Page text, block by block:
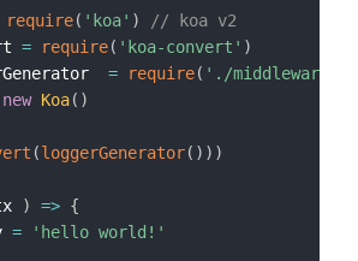
require( 'koa' )
// koa v2
= require( 'koa-convert' )
= require( './middleware/
new Koa( )
(loggerGenerator( ) ) )
) => {
=
'hello world!'